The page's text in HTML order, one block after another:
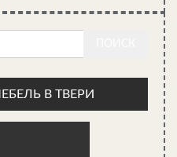
В ТВЕРИ